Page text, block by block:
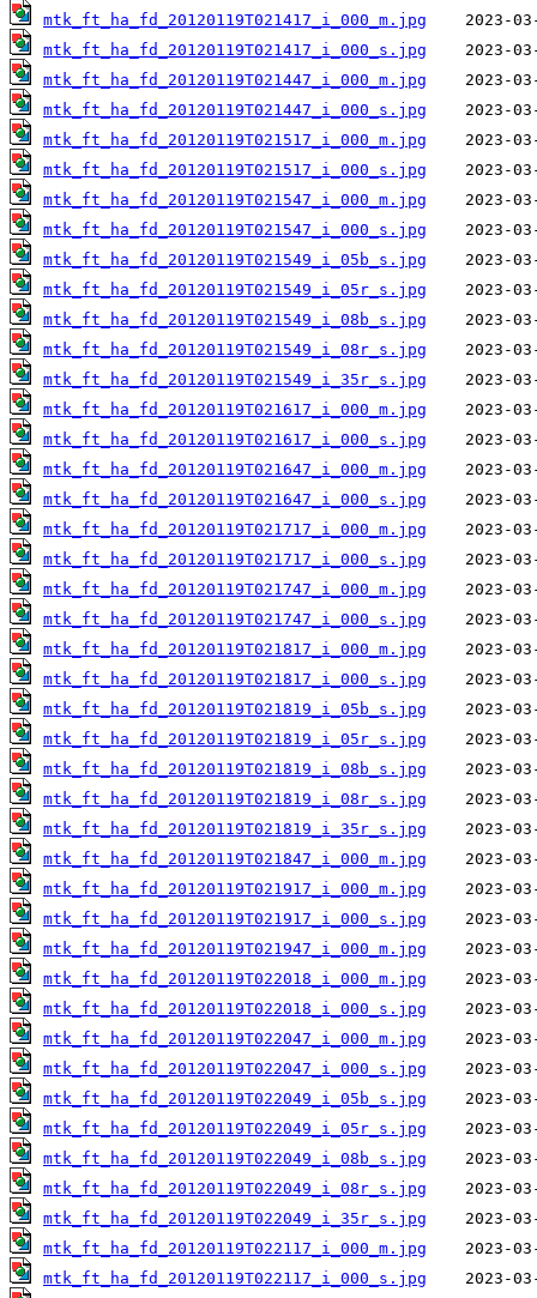
mtk_ft_ha_fd_20120119T021417_i_000_m.jpg
mtk_ft_ha_fd_20120119T021417_i_000_s.jpg
mtk_ft_ha_fd_20120119T021447_i_000_m.jpg
mtk_ft_ha_fd_20120119T021447_i_000_s.jpg
mtk_ft_ha_fd_20120119T021517_i_000_m.jpg
mtk_ft_ha_fd_20120119T021517_i_000_s.jpg
mtk_ft_ha_fd_20120119T021547_i_000_m.jpg
mtk_ft_ha_fd_20120119T021547_i_000_s.jpg
mtk_ft_ha_fd_20120119T021549_i_05b_s.jpg
mtk_ft_ha_fd_20120119T021549_i_05r_s.jpg
mtk_ft_ha_fd_20120119T021549_i_08b_s.jpg
mtk_ft_ha_fd_20120119T021549_i_08r_s.jpg
mtk_ft_ha_fd_20120119T021549_i_35r_s.jpg
mtk_ft_ha_fd_20120119T021617_i_000_m.jpg
mtk_ft_ha_fd_20120119T021617_i_000_s.jpg
mtk_ft_ha_fd_20120119T021647_i_000_m.jpg
mtk_ft_ha_fd_20120119T021647_i_000_s.jpg
mtk_ft_ha_fd_20120119T021717_i_000_m.jpg
mtk_ft_ha_fd_20120119T021717_i_000_s.jpg
mtk_ft_ha_fd_20120119T021747_i_000_m.jpg
mtk_ft_ha_fd_20120119T021747_i_000_s.jpg
mtk_ft_ha_fd_20120119T021817_i_000_m.jpg
mtk_ft_ha_fd_20120119T021817_i_000_s.jpg
mtk_ft_ha_fd_20120119T021819_i_05b_s.jpg
mtk_ft_ha_fd_20120119T021819_i_05r_s.jpg
mtk_ft_ha_fd_20120119T021819_i_08b_s.jpg
mtk_ft_ha_fd_20120119T021819_i_08r_s.jpg
mtk_ft_ha_fd_20120119T021819_i_35r_s.jpg
mtk_ft_ha_fd_20120119T021847_i_000_m.jpg
mtk_ft_ha_fd_20120119T021917_i_000_m.jpg
mtk_ft_ha_fd_20120119T021917_i_000_s.jpg
mtk_ft_ha_fd_20120119T021947_i_000_m.jpg
mtk_ft_ha_fd_20120119T022018_i_000_m.jpg
mtk_ft_ha_fd_20120119T022018_i_000_s.jpg
mtk_ft_ha_fd_20120119T022047_i_000_m.jpg
mtk_ft_ha_fd_20120119T022047_i_000_s.jpg
mtk_ft_ha_fd_20120119T022049_i_05b_s.jpg
mtk_ft_ha_fd_20120119T022049_i_05r_s.jpg
mtk_ft_ha_fd_20120119T022049_i_08b_s.jpg
mtk_ft_ha_fd_20120119T022049_i_08r_s.jpg
mtk_ft_ha_fd_20120119T022049_i_35r_s.jpg
mtk_ft_ha_fd_20120119T022117_i_000_m.jpg
mtk_ft_ha_fd_20120119T022117_i_000_s.jpg